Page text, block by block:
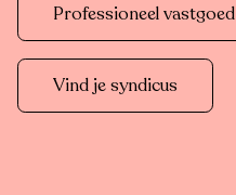
Professioneel vastgoed
Vind je syndicus